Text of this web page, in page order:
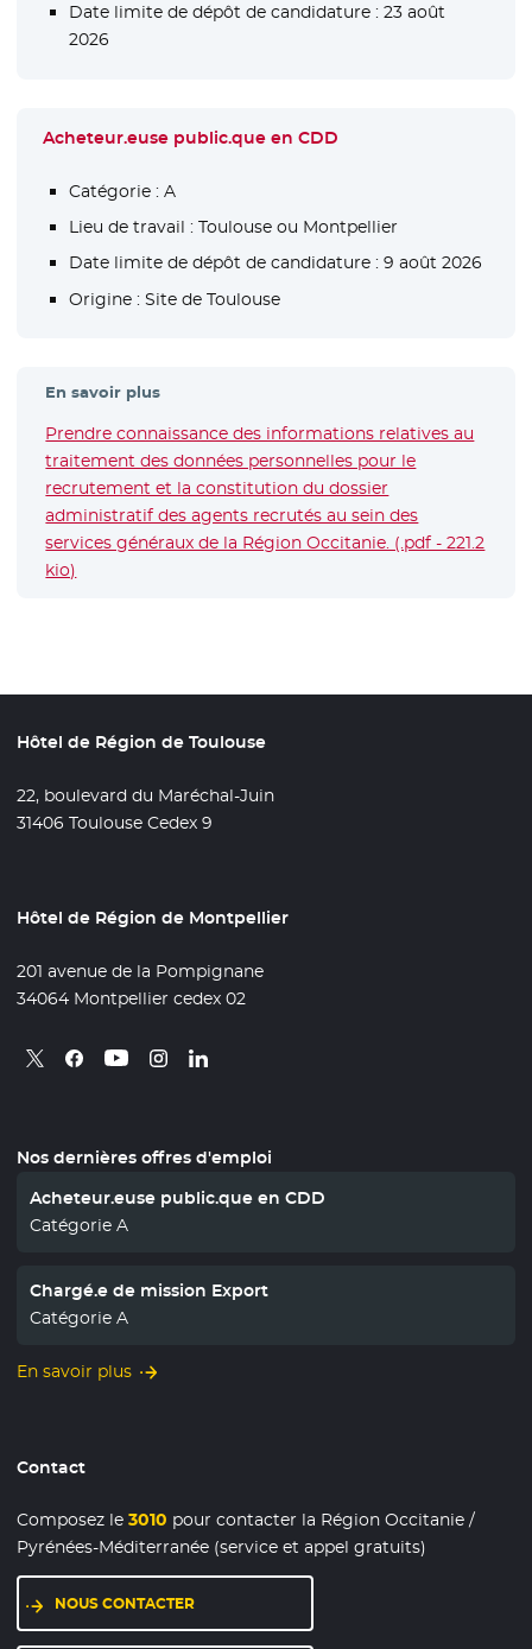
Date limite de dépôt de candidature : 23 août
2026
Acheteur.euse public.que en CDD
Catégorie : A
Lieu de travail : Toulouse ou Montpellier
Date limite de dépôt de candidature : 9 août 2026
Origine : Site de Toulouse
En savoir plus
Prendre connaissance des informations relatives au
traitement des données personnelles pour le
recrutement et la constitution du dossier
administratif des agents recrutés au sein des
services généraux de la Région Occitanie. (.pdf - 221.2
kio)
Hôtel de Région de Toulouse
22, boulevard du Maréchal-Juin
31406 Toulouse Cedex 9
Hôtel de Région de Montpellier
201 avenue de la Pompignane
34064 Montpellier cedex 02
Retrouvez nous sur X
- Nouvelle fenêtre
Retrouvez nous sur Facebook
- Nouvelle fenêtre
Retrouvez nous sur Youtube
- Nouvelle fenêtre
Retrouvez nous sur Instagram
- Nouvelle fenêtre
Retrouvez nous sur Linkedin
- Nouvelle fenêtre
Nos dernières offres d'emploi
Acheteur.euse public.que en CDD
Catégorie A
Chargé.e de mission Export
Catégorie A
En savoir plus
Contact
Composez le3010 pour contacter la Région Occitanie /
Pyrénées-Méditerranée (service et appel gratuits)
NOUS CONTACTER